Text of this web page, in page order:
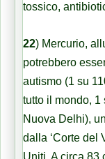
tossico,
22) Mercurio,
potrebbero
autismo (1 su
tutto il mondo, 1
Nuova Delhi),
dalla ‘Corte del